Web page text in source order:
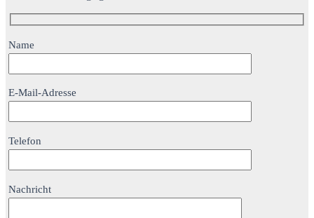
Name
E-Mail-Adresse
Telefon
Nachricht